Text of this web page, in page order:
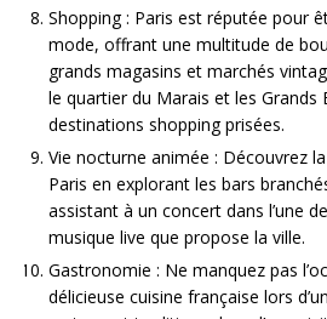
Shopping : Paris est réputée pour
mode, offrant une multitude de
grands magasins et marchés
le quartier du Marais et les Grands
destinations shopping prisées.
Vie nocturne animée : Découvrez
Paris en explorant les bars
assistant à un concert dans l’une
musique live que propose la ville.
Gastronomie : Ne manquez pas
délicieuse cuisine française lors